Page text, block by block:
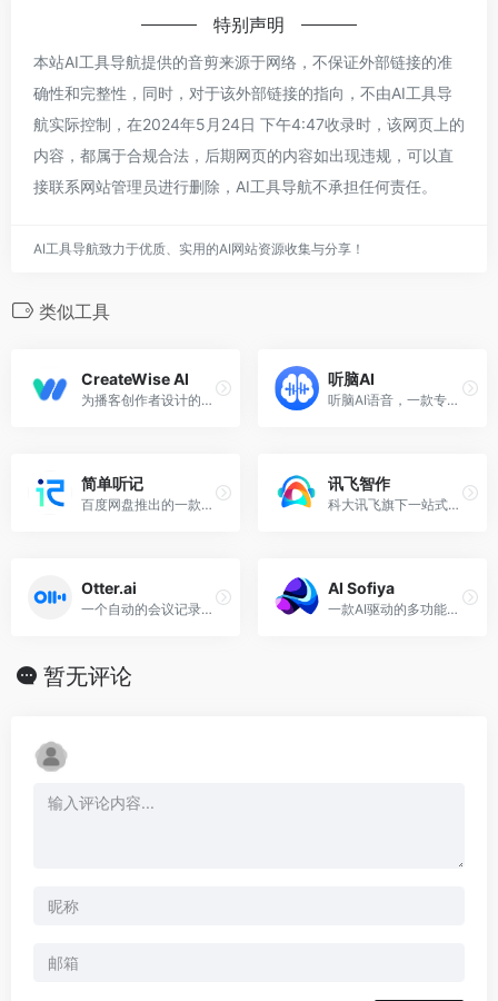
特别声明
本站AI工具导航提供的音剪来源于网络，不保证外部链接的准
确性和完整性，同时，对于该外部链接的指向，不由AI工具导
航实际控制，在2024年5月24日 下午4:47收录时，该网页上的
内容，都属于合规合法，后期网页的内容如出现违规，可以直
接联系网站管理员进行删除，AI工具导航不承担任何责任。
AI工具导航致力于优质、实用的AI网站资源收集与分享！
类似工具
CreateWise AI
为播客创作者设计的AI创作工具，AI自动去口癖、提交亮点和生成Show notes、标题等
听脑AI
听脑AI语音，一款专注于音视频内容的工作学习助手，为用户提供便捷的音视频内容记录、整理与分析功能。
简单听记
百度网盘推出的一款AI语音转文字工具
讯飞智作
科大讯飞旗下一站式AI音视频创作平台
Otter.ai
一个自动的会议记录和笔记工具，会议内容生成和实时转录
AI Sofiya
一款AI驱动的多功能工具
暂无评论